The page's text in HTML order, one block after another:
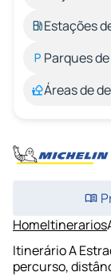
Estações
Parques
Áreas de
HomeItinerarios
Itinerário A
percurso,